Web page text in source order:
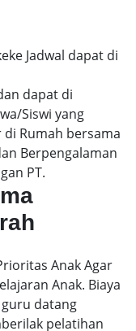
Jadwal dapat di
dapat di
Siswi yang
Rumah bersama
Berpengalaman
PT.
Anak Agar
Anak. Biaya
datang
pelatihan